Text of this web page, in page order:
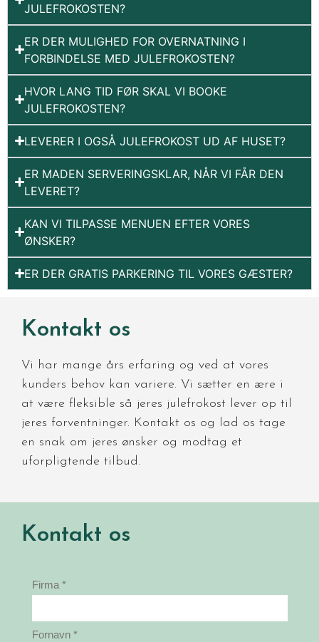
JULEFROKOSTEN?
ER DER MULIGHED FOR OVERNATNING I
FORBINDELSE MED JULEFROKOSTEN?
HVOR LANG TID FØR SKAL VI BOOKE
JULEFROKOSTEN?
LEVERER I OGSÅ JULEFROKOST UD AF HUSET?
ER MADEN SERVERINGSKLAR, NÅR VI FÅR DEN
LEVERET?
KAN VI TILPASSE MENUEN EFTER VORES
ØNSKER?
ER DER GRATIS PARKERING TIL VORES GÆSTER?
Kontakt os
Vi har mange års erfaring og ved at vores
kunders behov kan variere. Vi sætter en ære i
at være fleksible så jeres julefrokost lever op til
jeres forventninger. Kontakt os og lad os tage
en snak om jeres ønsker og modtag et
uforpligtende tilbud.
Kontakt os